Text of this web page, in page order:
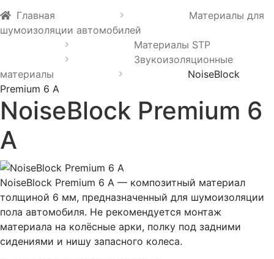
Главная
Материалы для
шумоизоляции автомобилей
Материалы STP
Звукоизоляционные
материалы
NoiseBlock
Premium 6 A
NoiseBlock Premium 6
A
NoiseBlock Premium 6 A — композитный материал
толщиной 6 мм, предназначенный для шумоизоляции
пола автомобиля. Не рекомендуется монтаж
материала на колёсные арки, полку под задними
сидениями и нишу запасного колеса.